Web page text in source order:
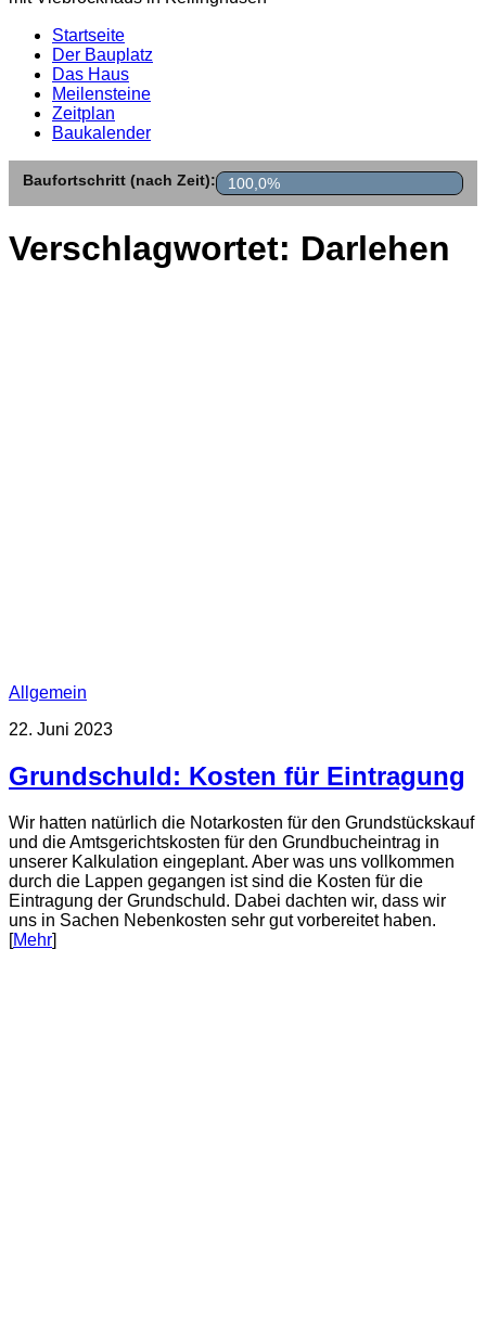
Startseite
Der Bauplatz
Das Haus
Meilensteine
Zeitplan
Baukalender
Baufortschritt (nach Zeit): 100,0%
Verschlagwortet: Darlehen
Allgemein
22. Juni 2023
Grundschuld: Kosten für Eintragung
Wir hatten natürlich die Notarkosten für den Grundstückskauf
und die Amtsgerichtskosten für den Grundbucheintrag in
unserer Kalkulation eingeplant. Aber was uns vollkommen
durch die Lappen gegangen ist sind die Kosten für die
Eintragung der Grundschuld. Dabei dachten wir, dass wir
uns in Sachen Nebenkosten sehr gut vorbereitet haben.
[Mehr]